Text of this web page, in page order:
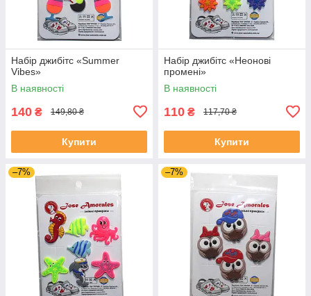
Набір джибітс «Summer
Vibes»
В наявності
140 ₴ 149,80 ₴
Купити
Набір джибітс «Неонові
промені»
В наявності
110 ₴ 117,70 ₴
Купити
–7% –7%